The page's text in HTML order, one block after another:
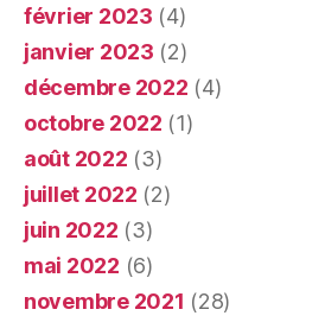
février 2023 (4)
janvier 2023 (2)
décembre 2022 (4)
octobre 2022 (1)
août 2022 (3)
juillet 2022 (2)
juin 2022 (3)
mai 2022 (6)
novembre 2021 (28)